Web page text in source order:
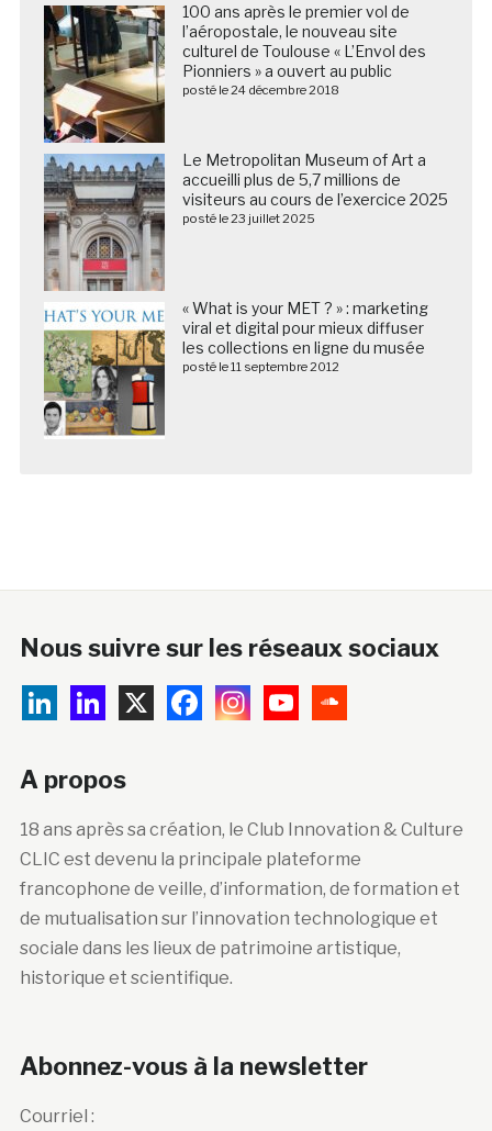
100 ans après le premier vol de
l’aéropostale, le nouveau site
culturel de Toulouse « L’Envol des
Pionniers » a ouvert au public
posté le 24 décembre 2018
Le Metropolitan Museum of Art a
accueilli plus de 5,7 millions de
visiteurs au cours de l’exercice 2025
posté le 23 juillet 2025
« What is your MET ? » : marketing
viral et digital pour mieux diffuser
les collections en ligne du musée
posté le 11 septembre 2012
Nous suivre sur les réseaux sociaux
A propos
18 ans après sa création, le Club Innovation & Culture
CLIC est devenu la principale plateforme
francophone de veille, d’information, de formation et
de mutualisation sur l’innovation technologique et
sociale dans les lieux de patrimoine artistique,
historique et scientifique.
Abonnez-vous à la newsletter
Courriel :